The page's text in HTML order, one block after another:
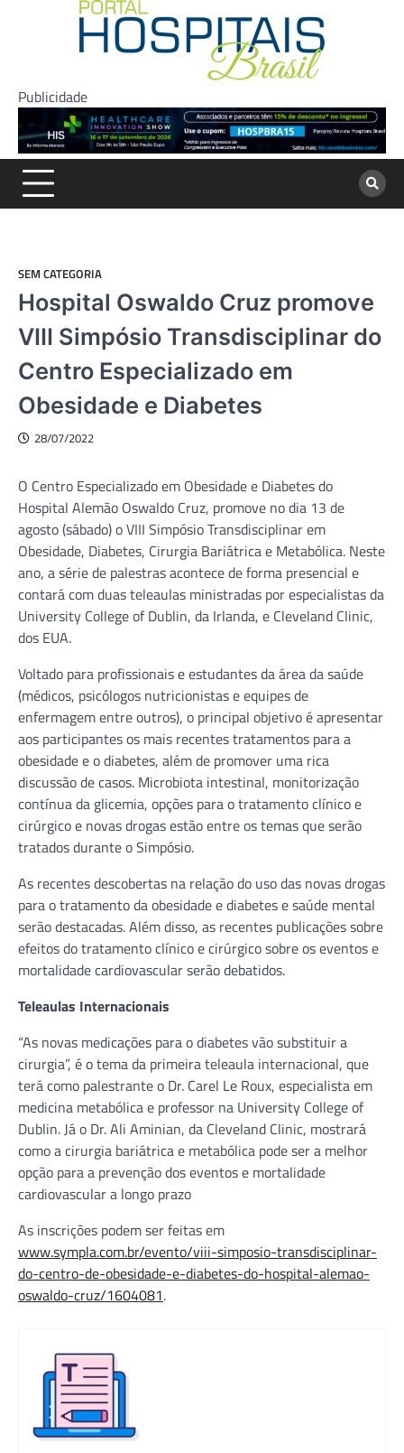
Publicidade
SEM CATEGORIA
Hospital Oswaldo Cruz promove
VIII Simpósio Transdisciplinar do
Centro Especializado em
Obesidade e Diabetes
28/07/2022
O Centro Especializado em Obesidade e Diabetes do
Hospital Alemão Oswaldo Cruz, promove no dia 13 de
agosto (sábado) o VIII Simpósio Transdisciplinar em
Obesidade, Diabetes, Cirurgia Bariátrica e Metabólica. Neste
ano, a série de palestras acontece de forma presencial e
contará com duas teleaulas ministradas por especialistas da
University College of Dublin, da Irlanda, e Cleveland Clinic,
dos EUA.
Voltado para profissionais e estudantes da área da saúde
(médicos, psicólogos nutricionistas e equipes de
enfermagem entre outros), o principal objetivo é apresentar
aos participantes os mais recentes tratamentos para a
obesidade e o diabetes, além de promover uma rica
discussão de casos. Microbiota intestinal, monitorização
contínua da glicemia, opções para o tratamento clínico e
cirúrgico e novas drogas estão entre os temas que serão
tratados durante o Simpósio.
As recentes descobertas na relação do uso das novas drogas
para o tratamento da obesidade e diabetes e saúde mental
serão destacadas. Além disso, as recentes publicações sobre
efeitos do tratamento clínico e cirúrgico sobre os eventos e
mortalidade cardiovascular serão debatidos.
Teleaulas Internacionais
“As novas medicações para o diabetes vão substituir a
cirurgia”, é o tema da primeira teleaula internacional, que
terá como palestrante o Dr. Carel Le Roux, especialista em
medicina metabólica e professor na University College of
Dublin. Já o Dr. Ali Aminian, da Cleveland Clinic, mostrará
como a cirurgia bariátrica e metabólica pode ser a melhor
opção para a prevenção dos eventos e mortalidade
cardiovascular a longo prazo
As inscrições podem ser feitas em
www.sympla.com.br/evento/viii-simposio-transdisciplinar-
do-centro-de-obesidade-e-diabetes-do-hospital-alemao-
oswaldo-cruz/1604081.